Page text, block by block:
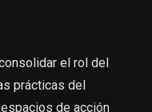
el rol del
prácticas del
de acción